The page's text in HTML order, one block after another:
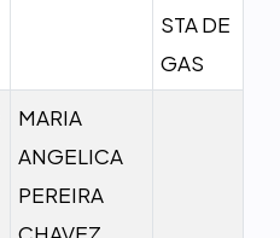
STA DE
GAS
MARIA
ANGELICA
PEREIRA